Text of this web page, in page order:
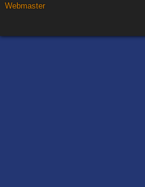
Webmaster